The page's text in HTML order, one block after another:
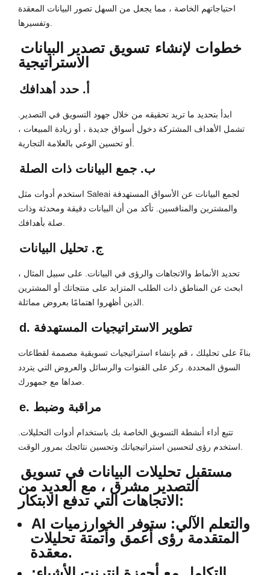
احتياجاتهم الخاصة ، مما يجعل من السهل تصور البيانات المعقدة
وتفسيرها.
خطوات لإنشاء تسويق تصدير البيانات
الاستراتيجية
أ. حدد أهدافك
ابدأ بتحديد ما تريد تحقيقه من خلال جهود التسويق في التصدير.
تشمل الأهداف المشتركة دخول أسواق جديدة ، أو زيادة المبيعات ،
أو تحسين الوعي بالعلامة التجارية.
ب. جمع البيانات ذات الصلة
استخدم أدوات مثل Saleai لجمع البيانات عن الأسواق المستهدفة
والمشترين والمنافسين. تأكد من أن البيانات دقيقة ومحدثة وذات
صلة بأهدافك.
ج. تحليل البيانات
تحديد الأنماط والاتجاهات والرؤى في البيانات. على سبيل المثال ،
ابحث عن المناطق ذات الطلب المتزايد على منتجاتك أو المشترين
الذين أظهروا اهتمامًا بعروض مماثلة.
d. تطوير الاستراتيجيات المستهدفة
بناءً على تحليلك ، قم بإنشاء استراتيجيات تسويقية مصممة لقطاعات
السوق المحددة. ركز على القنوات والرسائل والعروض التي يتردد
صداها مع جمهورك.
e. مراقبة وضبط
تتبع أداء أنشطة التسويق الخاصة بك باستخدام أدوات التحليلات.
استخدم رؤى لتحسين استراتيجياتك وتحسين نتائجك بمرور الوقت.
مستقبل تحليلات البيانات في تسويق
التصدير مشرق ، مع العديد من
الاتجاهات التي تدفع الابتكار:
AI والتعلم الآلي: ستوفر الخوارزميات
المتقدمة رؤى أعمق وأتمتة تحليلات
معقدة.